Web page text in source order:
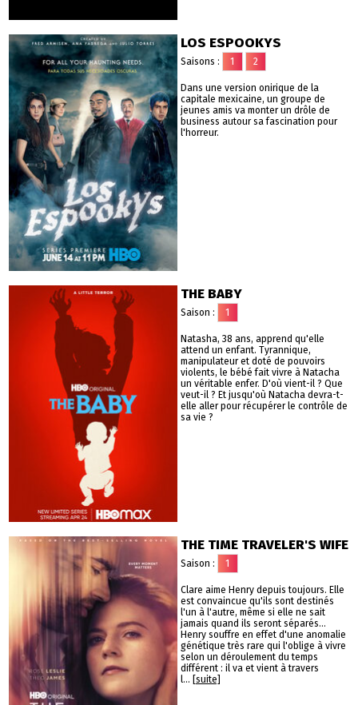
LOS ESPOOKYS
Saisons : 1 2
Dans une version onirique de la
capitale mexicaine, un groupe de
jeunes amis va monter un drôle de
business autour sa fascination pour
l'horreur.
THE BABY
Saison : 1
Natasha, 38 ans, apprend qu'elle
attend un enfant. Tyrannique,
manipulateur et doté de pouvoirs
violents, le bébé fait vivre à Natacha
un véritable enfer. D'où vient-il ? Que
veut-il ? Et jusqu'où Natacha devra-t-
elle aller pour récupérer le contrôle de
sa vie ?
THE TIME TRAVELER'S WIFE
Saison : 1
Clare aime Henry depuis toujours. Elle
est convaincue qu'ils sont destinés
l'un à l'autre, même si elle ne sait
jamais quand ils seront séparés...
Henry souffre en effet d'une anomalie
génétique très rare qui l'oblige à vivre
selon un déroulement du temps
différent : il va et vient à travers
l... [suite]